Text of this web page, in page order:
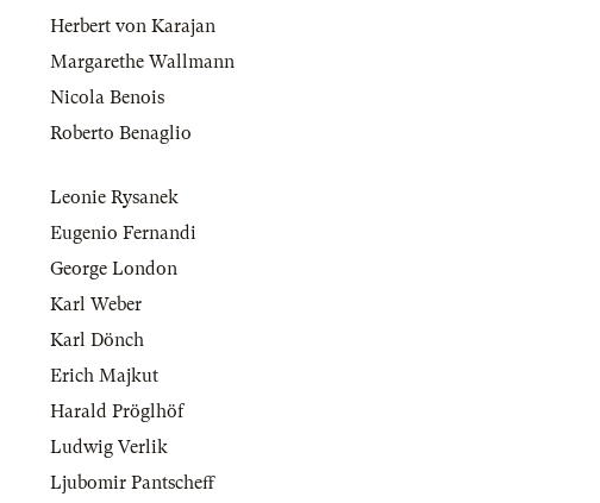
Herbert von Karajan
Margarethe Wallmann
Nicola Benois
Roberto Benaglio
Leonie Rysanek
Eugenio Fernandi
George London
Karl Weber
Karl Dönch
Erich Majkut
Harald Pröglhöf
Ludwig Verlik
Ljubomir Pantscheff